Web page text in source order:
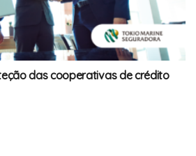
das cooperativas de crédito